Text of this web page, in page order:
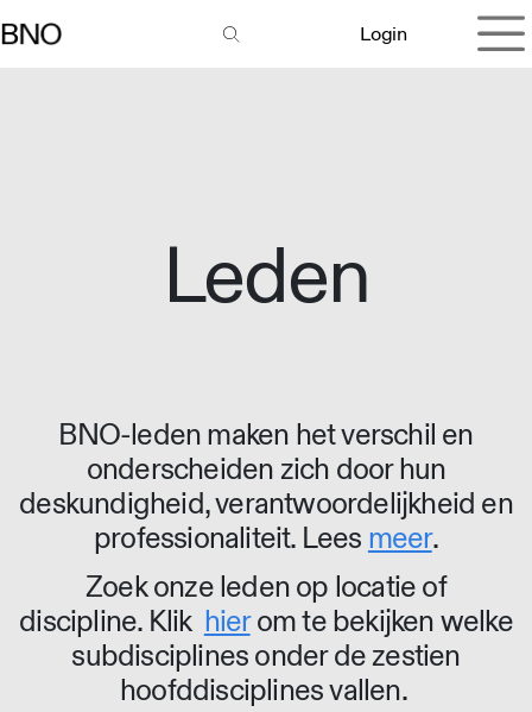
Login
Leden
BNO-leden maken het verschil en
onderscheiden zich door hun
deskundigheid, verantwoordelijkheid en
professionaliteit. Lees meer.
Zoek onze leden op locatie of
discipline. Klik hierom te bekijken welke
subdisciplines onder de zestien
hoofddisciplines vallen.